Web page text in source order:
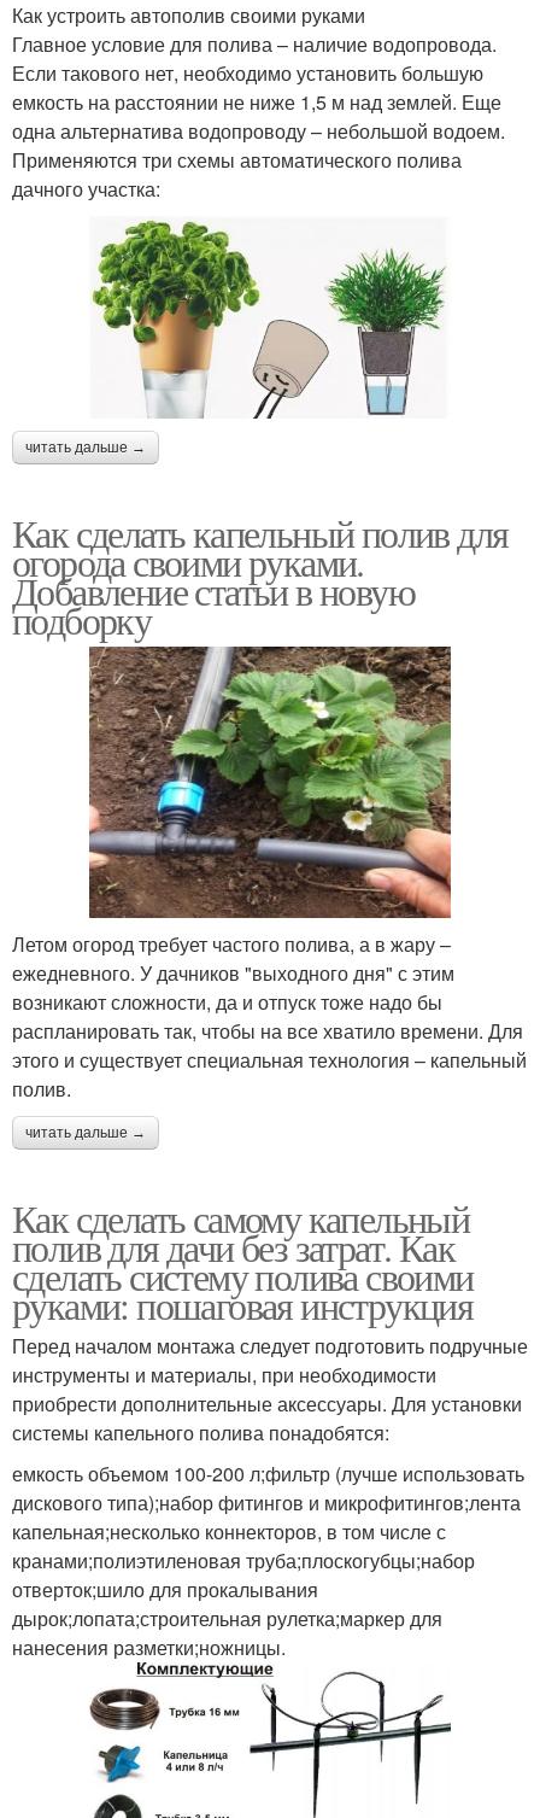
Как устроить автополив своими руками
Главное условие для полива – наличие водопровода.
Если такового нет, необходимо установить большую
емкость на расстоянии не ниже 1,5 м над землей. Еще
одна альтернатива водопроводу – небольшой водоем.
Применяются три схемы автоматического полива
дачного участка:
читать дальше →
Как сделать капельный полив для
огорода своими руками.
Добавление статьи в новую
подборку
Летом огород требует частого полива, а в жару –
ежедневного. У дачников "выходного дня" с этим
возникают сложности, да и отпуск тоже надо бы
распланировать так, чтобы на все хватило времени. Для
этого и существует специальная технология – капельный
полив.
читать дальше →
Как сделать самому капельный
полив для дачи без затрат. Как
сделать систему полива своими
руками: пошаговая инструкция
Перед началом монтажа следует подготовить подручные
инструменты и материалы, при необходимости
приобрести дополнительные аксессуары. Для установки
системы капельного полива понадобятся:
емкость объемом 100-200 л;фильтр (лучше использовать
дискового типа);набор фитингов и микрофитингов;лента
капельная;несколько коннекторов, в том числе с
кранами;полиэтиленовая труба;плоскогубцы;набор
отверток;шило для прокалывания
дырок;лопата;строительная рулетка;маркер для
нанесения разметки;ножницы.